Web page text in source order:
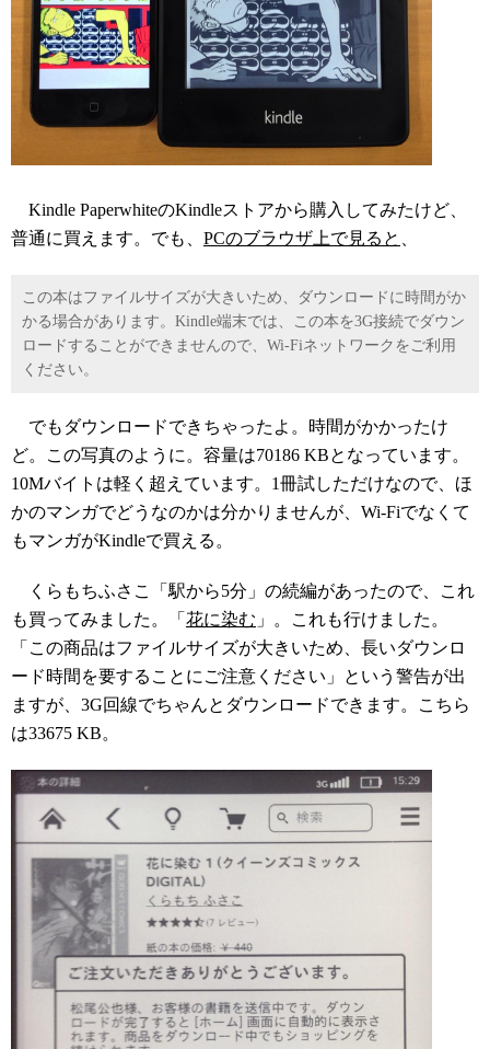
Kindle PaperwhiteのKindleストアから購入してみたけど、
普通に買えます。でも、 PCのブラウザ上で見ると
この本はファイルサイズが大きいため、ダウンロードに時間がか
かる場合があります。Kindle端末では、この本を3G接続でダウン
ロードすることができませんので、Wi-Fiネットワークをご利用
ください。
でもダウンロードできちゃったよ。時間がかかったけ
ど。この写真のように。容量は70186 KBとなっています。
10Mバイトは軽く超えています。1冊試しただけなので、ほ
かのマンガでどうなのかは分かりませんが、Wi-Fiでなくて
もマンガがKindleで買える。
くらもちふさこ「駅から5分」の続編があったので、これ
も買ってみました。「 花に染む 」。これも行けました。
「この商品はファイルサイズが大きいため、長いダウンロ
ード時間を要することにご注意ください」という警告が出
ますが、3G回線でちゃんとダウンロードできます。こちら
は33675 KB。